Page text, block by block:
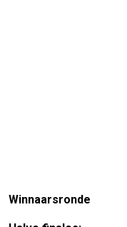
Winnaarsronde